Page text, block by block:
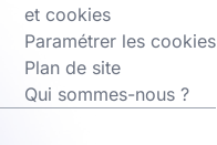
et cookies
Paramétrer les cookies
Plan de site
Qui sommes-nous ?